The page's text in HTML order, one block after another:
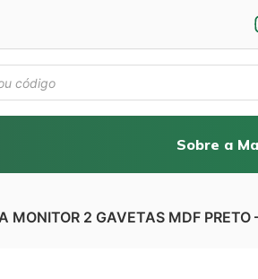
Sobre a
MONITOR 2 GAVETAS MDF PRETO